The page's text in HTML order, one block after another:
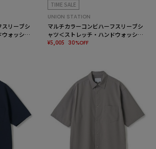
スリーブシ
ウォッシャ
TIME SALE
UNION STATION
マルチカラーコンビハーフスリーブシ
ャツ＜ストレッチ・ハンドウォッシャ
ブル＞
¥5,005 30%OFF